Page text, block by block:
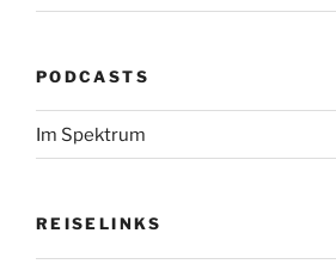
PODCASTS
Im Spektrum
REISELINKS